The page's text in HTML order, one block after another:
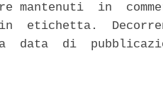
mantenuti  in
etichetta.
data  di